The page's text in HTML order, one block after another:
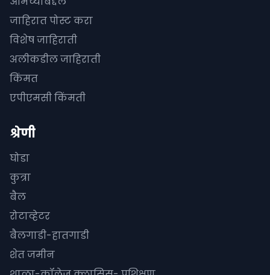
जाहिरात पोस्ट करा
विशेष जाहिराती
अलीकडील जाहिराती
किंमत
एपीएमसी किंमती
श्रेणी
घोडा
कुत्रा
बैल
रोटाव्हेटर
बैलगाडी-हातगाडी
शेत जमीन